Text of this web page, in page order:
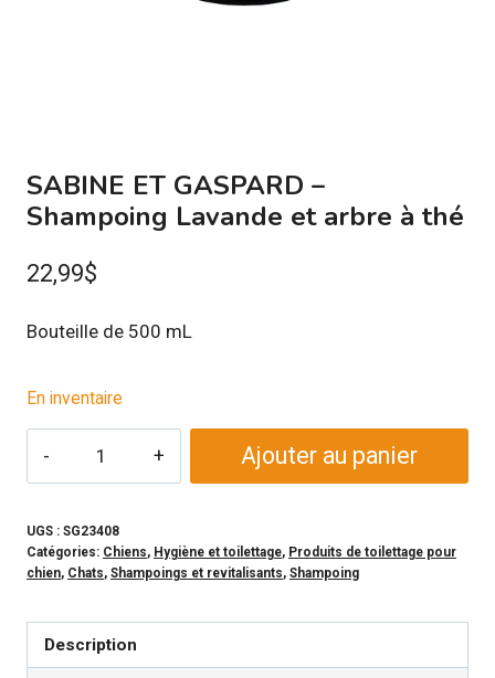
SABINE ET GASPARD –
Shampoing Lavande et arbre à thé
22,99$
Bouteille de 500 mL
En inventaire
ET
GASPARD
Shampoing
Lavande
Ajouter au panier
UGS : SG23408
Catégories: Chiens, Hygiène et toilettage, Produits de toilettage pour
chien, Chats, Shampoings et revitalisants, Shampoing
Description